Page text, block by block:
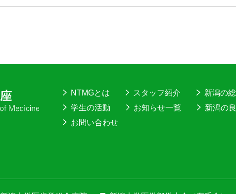
NTMGとは スタッフ紹介 新潟の
学生の活動
お知らせ一覧 新潟の
お問い合わせ